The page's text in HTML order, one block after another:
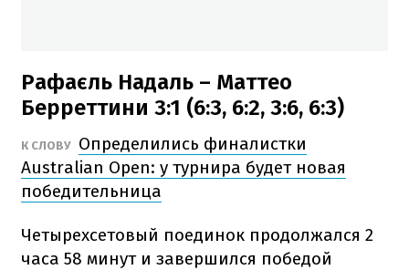
Рафаєль Надаль – Маттео
Берреттини 3:1 (6:3, 6:2, 3:6, 6:3)
К СЛОВУ Определились финалистки
Australian Open: у турнира будет новая
победительница
Четырехсетовый поединок продолжался 2
часа 58 минут и завершился победой